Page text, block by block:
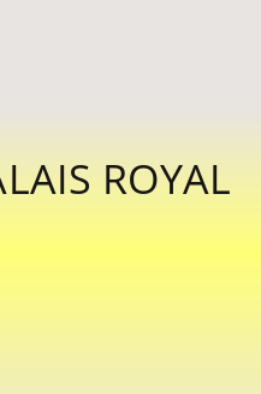
ROYAL